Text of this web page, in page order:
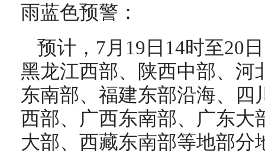
雨蓝色预警：
预计，7月19日14时至20
黑龙江西部、陕西中部、河
东南部、福建东部沿海、四
西部、广西东南部、广东大
大部、西藏东南部等地部分